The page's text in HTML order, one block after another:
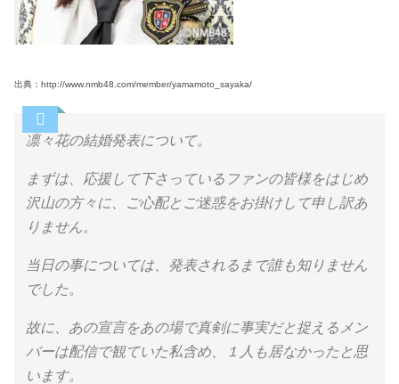
出典：http://www.nmb48.com/member/yamamoto_sayaka/
凛々花の結婚発表について。
まずは、応援して下さっているファンの皆様をはじめ
沢山の方々に、ご心配とご迷惑をお掛けして申し訳あ
りません。
当日の事については、発表されるまで誰も知りません
でした。
故に、あの宣言をあの場で真剣に事実だと捉えるメン
バーは配信で観ていた私含め、１人も居なかったと思
います。